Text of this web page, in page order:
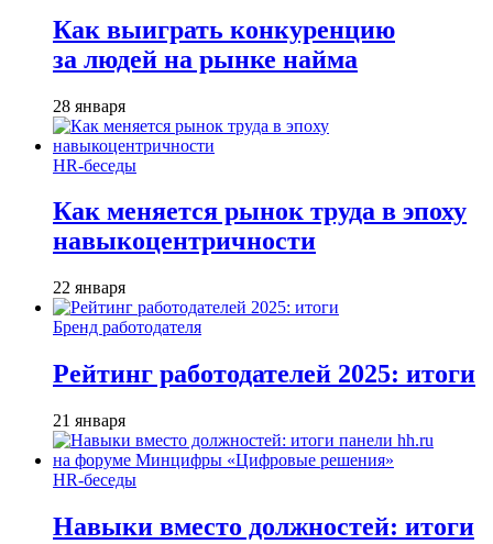
Как выиграть конкуренцию
за людей на рынке найма
28 января
HR-беседы
Как меняется рынок труда в эпоху
навыкоцентричности
22 января
Бренд работодателя
Рейтинг работодателей 2025: итоги
21 января
HR-беседы
Навыки вместо должностей: итоги